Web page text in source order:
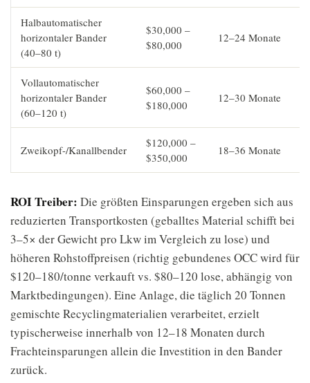
Halbautomatischer
horizontaler Bander
(40–80 t)
$30,000 –
$80,000
12–24 Monate
Vollautomatischer
horizontaler Bander
(60–120 t)
$60,000 –
$180,000
12–30 Monate
Zweikopf-/Kanallbender
$120,000 –
$350,000
18–36 Monate
ROI Treiber: Die größten Einsparungen ergeben sich aus
reduzierten Transportkosten (geballtes Material schifft bei
3–5× der Gewicht pro Lkw im Vergleich zu lose) und
höheren Rohstoffpreisen (richtig gebundenes OCC wird für
$120–180/tonne verkauft vs. $80–120 lose, abhängig von
Marktbedingungen). Eine Anlage, die täglich 20 Tonnen
gemischte Recyclingmaterialien verarbeitet, erzielt
typischerweise innerhalb von 12–18 Monaten durch
Frachteinsparungen allein die Investition in den Bander
zurück.